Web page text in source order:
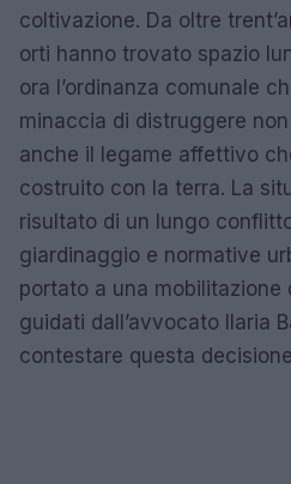
coltivazione. Da oltre
orti hanno trovato spazio
ora l’ordinanza comunale
minaccia di distruggere
anche il legame affettivo
costruito con la terra. La
risultato di un lungo
giardinaggio e normative
portato a una mobilitazione
guidati dall’avvocato Ilaria
contestare questa